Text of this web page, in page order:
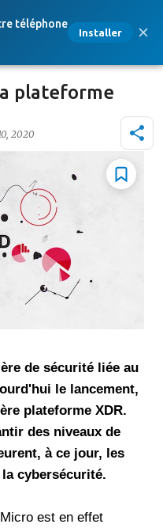
téléphone
Installer
principal
plateforme
2020
de sécurité liée au
le lancement,
plateforme XDR.
des niveaux de
à ce jour, les
cybersécurité.
est en effet